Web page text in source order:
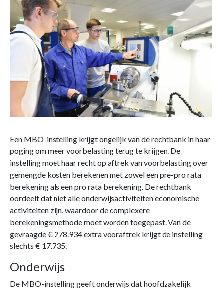
Een MBO-instelling krijgt ongelijk van de rechtbank in haar
poging om meer voorbelasting terug te krijgen. De
instelling moet haar recht op aftrek van voorbelasting over
gemengde kosten berekenen met zowel een pre-pro rata
berekening als een pro rata berekening. De rechtbank
oordeelt dat niet alle onderwijsactiviteiten economische
activiteiten zijn, waardoor de complexere
berekeningsmethode moet worden toegepast. Van de
gevraagde € 278.934 extra vooraftrek krijgt de instelling
slechts € 17.735.
Onderwijs
De MBO-instelling geeft onderwijs dat hoofdzakelijk